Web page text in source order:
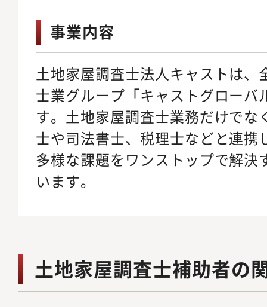
事業内容
土地家屋調査士法人キャストは、
士業グループ「キャストグローバ
す。土地家屋調査士業務だけでな
士や司法書士、税理士などと連携
多様な課題をワンストップで解決
います。
土地家屋調査士補助者の